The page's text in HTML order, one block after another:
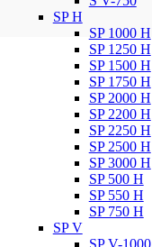
SP H
SP 1000 H
SP 1250 H
SP 1500 H
SP 1750 H
SP 2000 H
SP 2200 H
SP 2250 H
SP 2500 H
SP 3000 H
SP 500 H
SP 550 H
SP 750 H
SP V
SP V-1000